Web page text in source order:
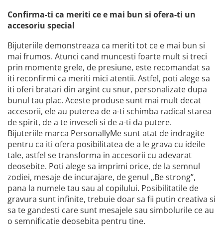
Confirma-ti ca meriti ce e mai bun si ofera-ti un
accesoriu special
Bijuteriile demonstreaza ca meriti tot ce e mai bun si
mai frumos. Atunci cand muncesti foarte mult si treci
prin momente grele, de presiune, este recomandat sa
iti reconfirmi ca meriti mici atentii. Astfel, poti alege sa
iti oferi bratari din argint cu snur, personalizate dupa
bunul tau plac. Aceste produse sunt mai mult decat
accesorii, ele au puterea de a-ti schimba radical starea
de spirit, de a te inveseli si de a-ti da putere.
Bijuteriile marca PersonallyMe sunt atat de indragite
pentru ca iti ofera posibilitatea de a le grava cu ideile
tale, astfel se transforma in accesorii cu adevarat
deosebite. Poti alege sa imprimi orice, de la semnul
zodiei, mesaje de incurajare, de genul „Be strong”,
pana la numele tau sau al copilului. Posibilitatile de
gravura sunt infinite, trebuie doar sa fii putin creativa si
sa te gandesti care sunt mesajele sau simbolurile ce au
o semnificatie deosebita pentru tine.